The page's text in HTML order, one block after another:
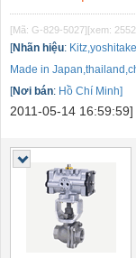
[Mã: G-829-5027][xem:
[Nhãn hiệu:
Made in
[Nơi bán: Hồ Chí Minh]
2011-05-14 16:59:59]